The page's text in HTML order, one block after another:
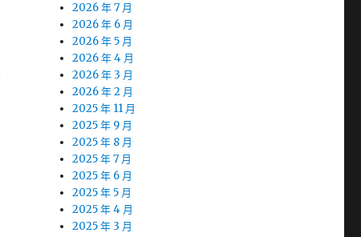
2026 年 7 月
2026 年 6 月
2026 年 5 月
2026 年 4 月
2026 年 3 月
2026 年 2 月
2025 年 11 月
2025 年 9 月
2025 年 8 月
2025 年 7 月
2025 年 6 月
2025 年 5 月
2025 年 4 月
2025 年 3 月